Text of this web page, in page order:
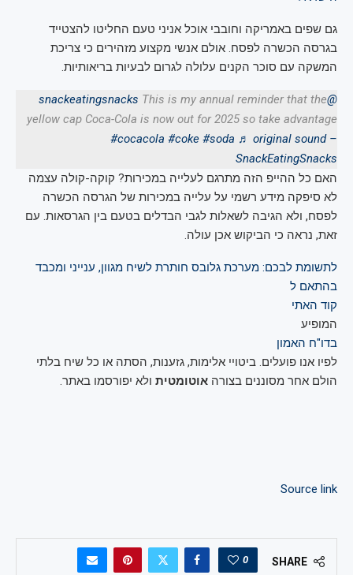
גם שפים באמריקה וחובבי אוכל אניני טעם החליטו להצטייד
בגרסה הכשרה לפסח. אולם אנשי מקצוע מזהירים כי צריכת
המשקה עם סוכר הקנים עלולה לגרום לבעיות בריאותיות.
@snackeatingsnacks
This is my annual reminder that the
yellow cap Coca-Cola is now out for 2025 so take advantage
#cocacola #coke #soda ♬ original sound –
SnackEatingSnacks
האם כל ההייפ הזה מתרגם לעלייה במכירות? קוקה-קולה עצמה
לא סיפקה מידע רשמי על עלייה במכירות של הגרסה הכשרה
לפסח, ולא הגיבה לשאלות לגבי הבדלים בטעם בין הגרסאות. עם
זאת, נראה כי הביקוש אכן עולה.
לתשומת לבכם: מערכת גלובס חותרת לשיח מגוון, ענייני ומכבד
בהתאם ל
קוד האתי
המופיע
בדו"ח האמון
לפיו אנו פועלים. ביטויי אלימות, גזענות, הסתה או כל שיח בלתי
הולם אחר מסוננים בצורה אוטומטית ולא יפורסמו באתר.
Source link
SHARE
0